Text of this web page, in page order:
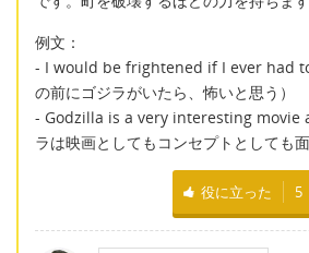
例文：
- I would be frightened if I ever had
の前にゴジラがいたら、怖いと思う）
- Godzilla is a very interesting movie
ラは映画としてもコンセプトとしても面
役に立った 5